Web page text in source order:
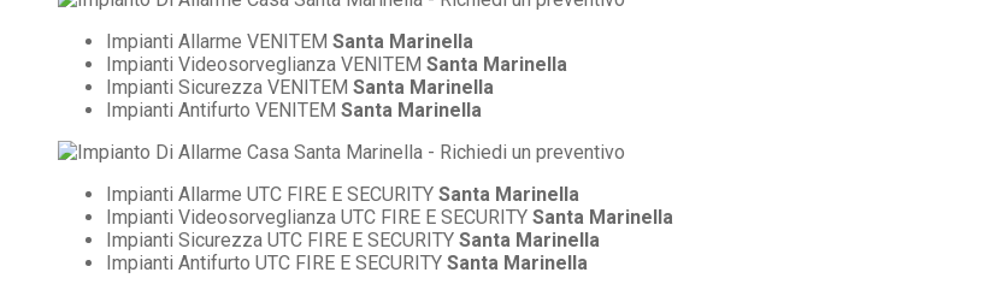
Impianti Allarme VENITEM Santa Marinella
Impianti Videosorveglianza VENITEM Santa Marinella
Impianti Sicurezza VENITEM Santa Marinella
Impianti Antifurto VENITEM Santa Marinella
Impianti Allarme UTC FIRE E SECURITY Santa Marinella
Impianti Videosorveglianza UTC FIRE E SECURITY Santa Marinella
Impianti Sicurezza UTC FIRE E SECURITY Santa Marinella
Impianti Antifurto UTC FIRE E SECURITY Santa Marinella